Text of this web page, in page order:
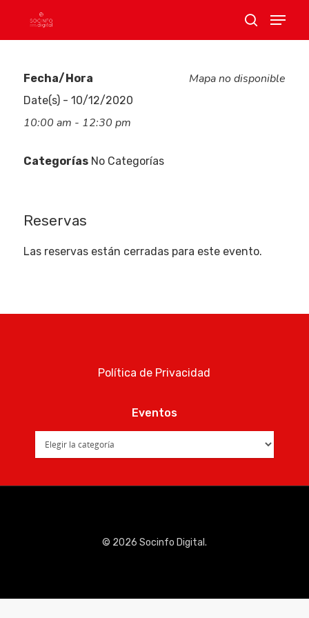
Mapa no disponible
Fecha/Hora
Date(s) - 10/12/2020
10:00 am - 12:30 pm
CategoríasNo Categorías
Reservas
Las reservas están cerradas para este evento.
Política de Privacidad
Eventos
© 2026 Socinfo Digital.
Empresas